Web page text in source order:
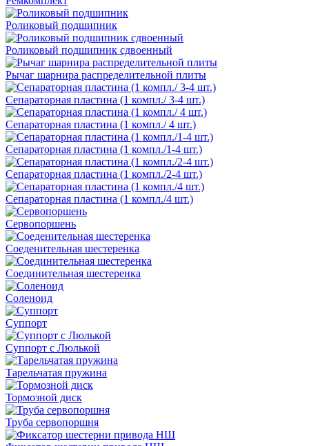
Роликовый подшипник
Роликовый подшипник сдвоенный
Рычаг шарнира распределительной плиты
Сепараторная пластина (1 компл./ 3-4 шт.)
Сепараторная пластина (1 компл./ 4 шт.)
Сепараторная пластина (1 компл./1-4 шт.)
Сепараторная пластина (1 компл./2-4 шт.)
Сепараторная пластина (1 компл./4 шт.)
Сервопоршень
Соеденительная шестеренка
Соединительная шестеренка
Соленоид
Суппорт
Суппорт с Люлькой
Тарельчатая пружина
Тормозной диск
Труба сервопоршня